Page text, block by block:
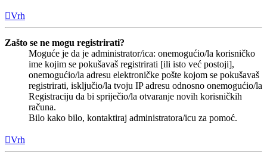
Vrh
Zašto se ne mogu registrirati?
Moguće je da je administrator/ica: onemogućio/la korisničko
ime kojim se pokušavaš registrirati [ili isto već postoji],
onemogućio/la adresu elektroničke pošte kojom se pokušavaš
registrirati, isključio/la tvoju IP adresu odnosno onemogućio/la
Registraciju da bi spriječio/la otvaranje novih korisničkih
računa.
Bilo kako bilo, kontaktiraj administratora/icu za pomoć.
Vrh